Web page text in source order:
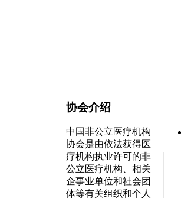
协会介绍
中国非公立医疗机构
协会是由依法获得医
疗机构执业许可的非
公立医疗机构、相关
企事业单位和社会团
体等有关组织和个人